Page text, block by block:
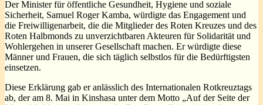
Der Minister für öffentliche Gesundheit, Hygiene und soziale
Sicherheit, Samuel Roger Kamba, würdigte das Engagement und
die Freiwilligenarbeit, die die Mitglieder des Roten Kreuzes und des
Roten Halbmonds zu unverzichtbaren Akteuren für Solidarität und
Wohlergehen in unserer Gesellschaft machen. Er würdigte diese
Männer und Frauen, die sich täglich selbstlos für die Bedürftigsten
einsetzen.
Diese Erklärung gab er anlässlich des Internationalen Rotkreuztags
ab, der am 8. Mai in Kinshasa unter dem Motto „Auf der Seite der